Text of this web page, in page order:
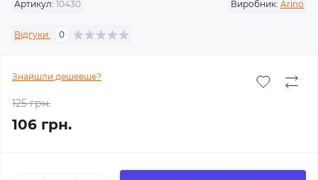
Артикул: 10430 Виробник: Arino
Відгуки: 0
Знайшли дешевше?
125 грн.
106 грн.